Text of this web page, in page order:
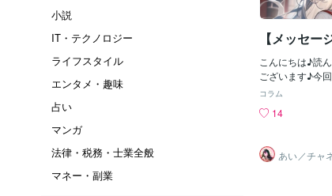
小説
IT・テクノロジー
ライフスタイル
エンタメ・趣味
占い
マンガ
法律・税務・士業全般
マネー・副業
【メッセー
こんにちは♪読
ございます♪今
いて。☆☆☆「贈
色々あります。
あるもののこと
して関係をもつ
コラム
14
あい／チャネ
ングアート✨